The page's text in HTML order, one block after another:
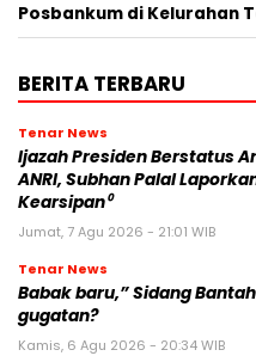
Posbankum di Kelurahan
BERITA TERBARU
Tenar News
Ijazah Presiden Berstatus
ANRI, Subhan Palal
Kearsipan⁰
Jumat, 7 Agu 2026 - 21:01 WIB
Tenar News
Babak baru,” Sidang
gugatan?
Kamis, 6 Agu 2026 - 20:34 WIB